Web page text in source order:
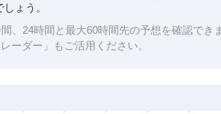
ょう。
、24時間と最大60時間先の予想を確認でき
ーダー」もご活用ください。